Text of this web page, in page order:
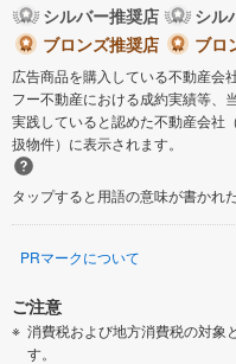
シルバー推奨店
シル
ブロンズ推奨店
ブロ
広告商品を購入している不動産会
フー不動産における成約実績等、
実践していると認めた不動産会社
扱物件）に表示されます。
タップすると用語の意味が書かれ
PRマークについて
ご注意
消費税および地方消費税の対象
す。